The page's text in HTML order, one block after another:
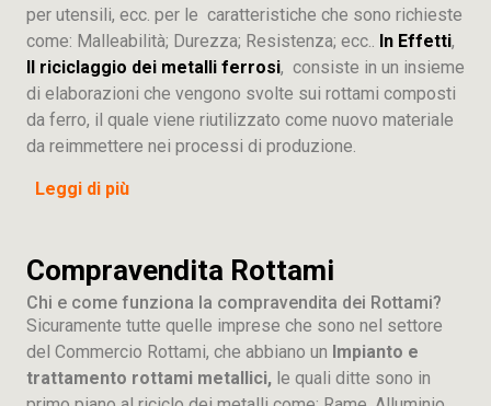
per utensili, ecc. per le caratteristiche che sono richieste
come: Malleabilità; Durezza; Resistenza; ecc.. In Effetti,
Il riciclaggio dei metalli ferrosi, consiste in un insieme
di elaborazioni che vengono svolte sui rottami composti
da ferro, il quale viene riutilizzato come nuovo materiale
da reimmettere nei processi di produzione.
Leggi di più
Compravendita Rottami
Chi e come funziona la compravendita dei Rottami?
Sicuramente tutte quelle imprese che sono nel settore
del Commercio Rottami, che abbiano un Impianto e
trattamento rottami metallici, le quali ditte sono in